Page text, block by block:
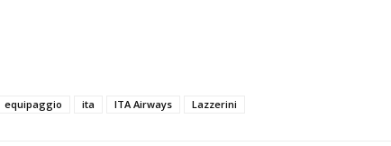
equipaggio ita ITA Airways Lazzerini